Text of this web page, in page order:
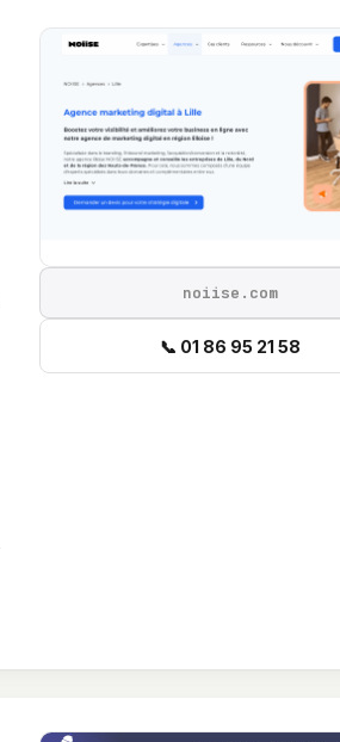
noiise.com
📞 01 86 95 21 58